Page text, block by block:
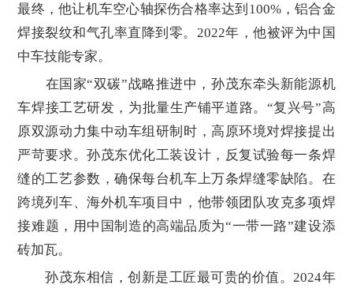
最终，他让机车空心轴探伤合格率达到100%，铝合金
焊接裂纹和气孔率直降到零。2022年，他被评为中国
中车技能专家。
在国家“双碳”战略推进中，孙茂东牵头新能源机
车焊接工艺研发，为批量生产铺平道路。“复兴号”高
原双源动力集中动车组研制时，高原环境对焊接提出
严苛要求。孙茂东优化工装设计，反复试验每一条焊
缝的工艺参数，确保每台机车上万条焊缝零缺陷。在
跨境列车、海外机车项目中，他带领团队攻克多项焊
接难题，用中国制造的高端品质为“一带一路”建设添
砖加瓦。
孙茂东相信，创新是工匠最可贵的价值。2024年